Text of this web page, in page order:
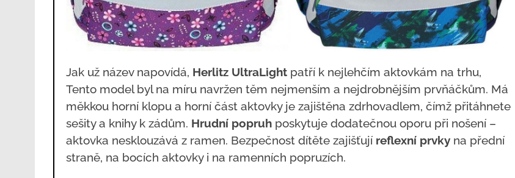
Jak už název napovídá, Herlitz UltraLight patří k nejlehčím aktovkám na trhu,
Tento model byl na míru navržen těm nejmenším a nejdrobnějším prvňáčkům. Má
měkkou horní klopu a horní část aktovky je zajištěna zdrhovadlem, čímž přitáhnete
sešity a knihy k zádům. Hrudní popruh poskytuje dodatečnou oporu při nošení –
aktovka nesklouzává z ramen. Bezpečnost dítěte zajišťují reflexní prvky na přední
straně, na bocích aktovky i na ramenních popruzích.